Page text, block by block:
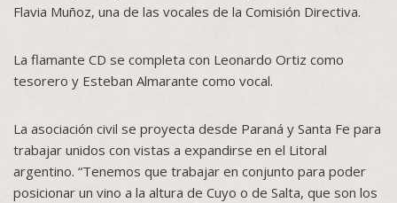
Flavia Muñoz, una de las vocales de la Comisión Directiva.
La flamante CD se completa con Leonardo Ortiz como
tesorero y Esteban Almarante como vocal.
La asociación civil se proyecta desde Paraná y Santa Fe para
trabajar unidos con vistas a expandirse en el Litoral
argentino. “Tenemos que trabajar en conjunto para poder
posicionar un vino a la altura de Cuyo o de Salta, que son los